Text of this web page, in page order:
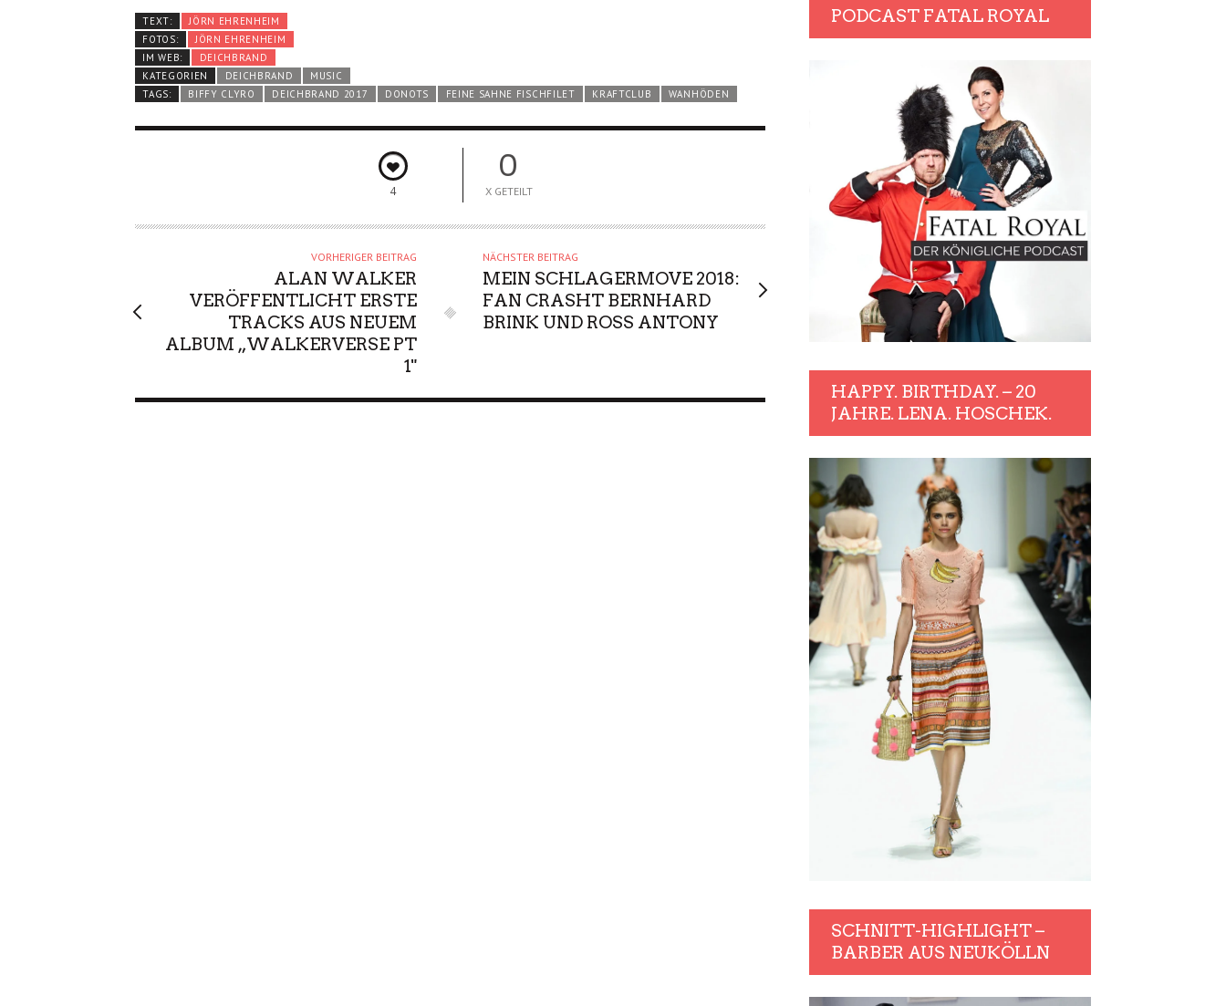
TEXT:
JÖRN EHRENHEIM
FOTOS:
JÖRN EHRENHEIM
IM WEB:
DEICHBRAND
KATEGORIEN
DEICHBRAND
MUSIC
TAGS:
BIFFY CLYRO DEICHBRAND 2017 DONOTS FEINE SAHNE FISCHFILET KRAFTCLUB WANHÖDEN
4
0
X GETEILT
VORHERIGER BEITRAG
ALAN WALKER
VERÖFFENTLICHT ERSTE
TRACKS AUS NEUEM
ALBUM „WALKERVERSE PT
1"
NÄCHSTER BEITRAG
MEIN SCHLAGERMOVE 2018:
FAN CRASHT BERNHARD
BRINK UND ROSS ANTONY
PODCAST FATAL ROYAL
HAPPY. BIRTHDAY. – 20
JAHRE. LENA. HOSCHEK.
SCHNITT-HIGHLIGHT –
BARBER AUS NEUKÖLLN